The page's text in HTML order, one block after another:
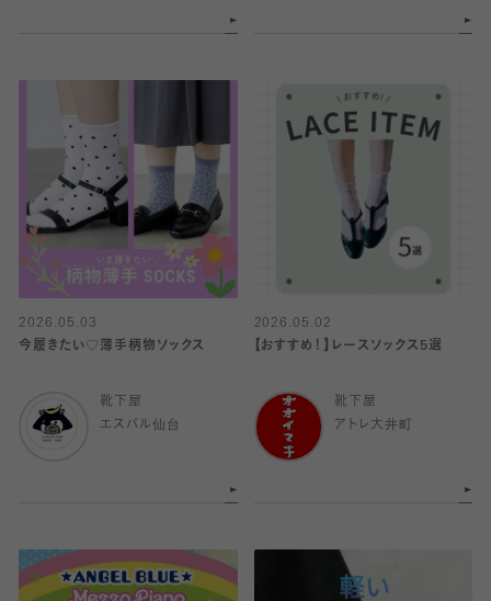
2026.05.03
今履きたい♡薄手柄物ソックス
靴下屋
エスパル仙台
2026.05.02
【おすすめ！】レースソックス5選
靴下屋
アトレ大井町